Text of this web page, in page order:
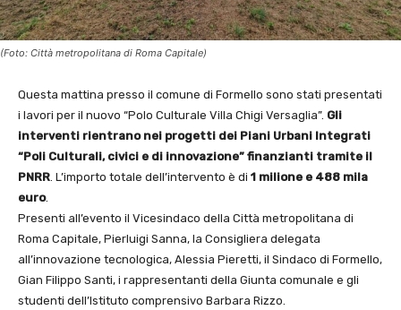
(Foto: Città metropolitana di Roma Capitale)
Questa mattina presso il comune di Formello sono stati presentati
i lavori per il nuovo “Polo Culturale Villa Chigi Versaglia”. Gli
interventi rientrano nei progetti dei Piani Urbani Integrati
“Poli Culturali, civici e di innovazione” finanzianti tramite il
PNRR . L’importo totale dell’intervento è di 1 milione e 488 mila
euro.
Presenti all’evento il Vicesindaco della Città metropolitana di
Roma Capitale, Pierluigi Sanna, la Consigliera delegata
all’innovazione tecnologica, Alessia Pieretti, il Sindaco di Formello,
Gian Filippo Santi, i rappresentanti della Giunta comunale e gli
studenti dell’Istituto comprensivo Barbara Rizzo.